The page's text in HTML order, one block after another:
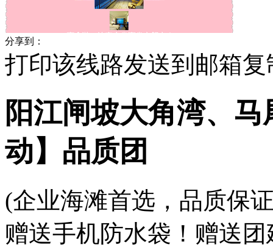
分享到：
打印该线路发送到邮箱复
阳江闸坡大角湾、
动】品质团
(企业海滩首选，品质保
赠送手机防水袋！赠送